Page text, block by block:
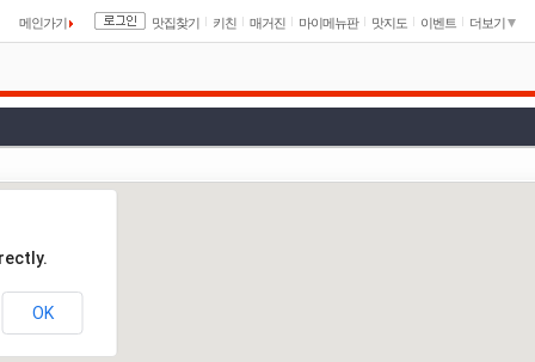
더보기
메인가기 맛집찾기 키친 매거진 마이메뉴판 맛지도 이벤트
OK